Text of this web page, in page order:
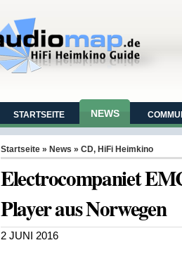
STARTSEITE NEWS
Startseite » News » CD, HiFi Heimkino
Electrocompaniet
Player aus Norwegen
2 JUNI 2016